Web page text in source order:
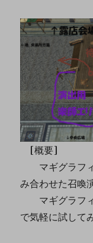
[概要]
マギグラフィ
み合わせた召喚
マギグラフィ
で気軽に試して